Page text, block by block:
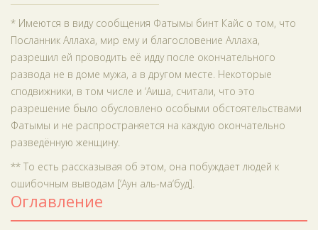
* Имеются в виду сообщения Фатымы бинт Кайс о том, что
Посланник Аллаха, мир ему и благословение Аллаха,
разрешил ей проводить её идду после окончательного
развода не в доме мужа, а в другом месте. Некоторые
сподвижники, в том числе и ‘Аиша, считали, что это
разрешение было обусловлено особыми обстоятельствами
Фатымы и не распространяется на каждую окончательно
разведённую женщину.
** То есть рассказывая об этом, она побуждает людей к
ошибочным выводам [‘Аун аль-ма‘буд].
Оглавление